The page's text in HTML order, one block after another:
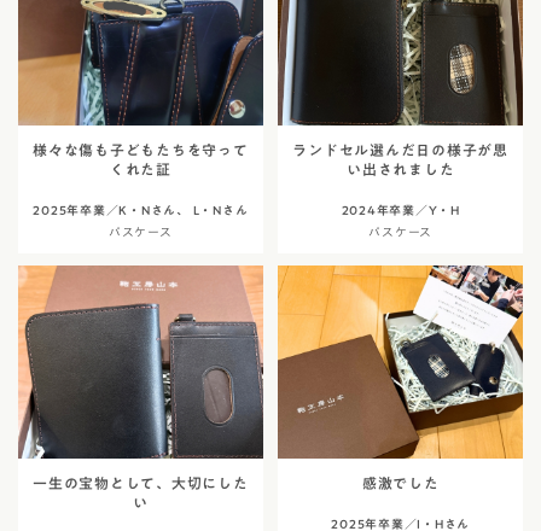
様々な傷も子どもたちを守って
くれた証
2025年卒業／K・Nさん、 L・Nさん
パスケース
ランドセル選んだ日の様子が思
い出されました
2024年卒業／Y・H
パスケース
一生の宝物として、大切にした
い
感激でした
2025年卒業／I・Hさん